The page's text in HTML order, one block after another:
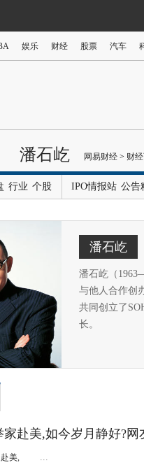
娱乐 财经 股票 汽车
潘石屹 网易财经 > 财
行业 个股 IPO情报站 公告
潘石屹
潘石屹（
与他人合作创
共同创立了
长。
家赴美,如今岁月静好?
...